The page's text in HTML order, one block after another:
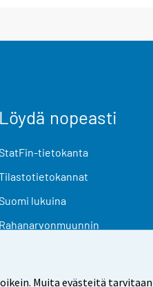
Muita evästeitä
Löydä nopeasti
tietokanta
lukuina
Rahanarvonmuunnin